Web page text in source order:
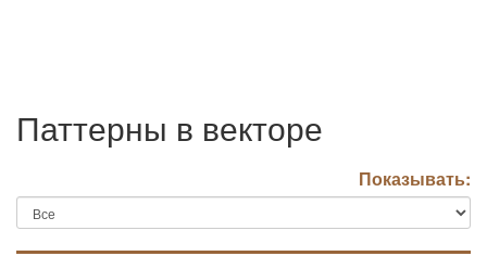
Паттерны в векторе
Показывать: